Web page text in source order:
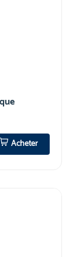
Acheter